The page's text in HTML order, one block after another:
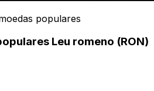
populares
Leu romeno (RON)